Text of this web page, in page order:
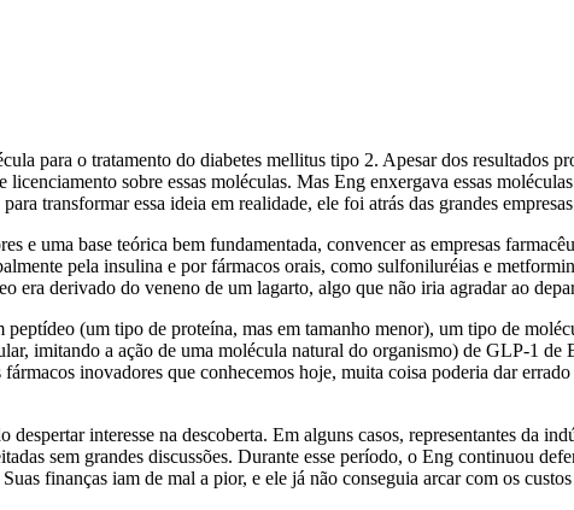
para o tratamento do diabetes mellitus tipo 2. Apesar dos resultados
sobre essas moléculas. Mas Eng enxergava essas
transformar essa ideia em realidade, ele foi atrás das grandes
e uma base teórica bem fundamentada, convencer as empresas
pela insulina e por fármacos orais, como sulfoniluréias e
era derivado do veneno de um lagarto, algo que não iria agradar ao
(um tipo de proteína, mas em tamanho menor), um tipo de
imitando a ação de uma molécula natural do organismo) de GLP-1
inovadores que conhecemos hoje, muita coisa poderia dar
interesse na descoberta. Em alguns casos, representantes da
sem grandes discussões. Durante esse período, o Eng continuou
finanças iam de mal a pior, e ele já não conseguia arcar com os